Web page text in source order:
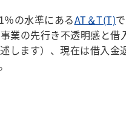
の水準にあるAT＆T(T)
業の先行き不透明感と借
します）、現在は借入金